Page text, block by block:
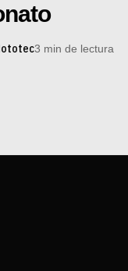
3 min de lectura